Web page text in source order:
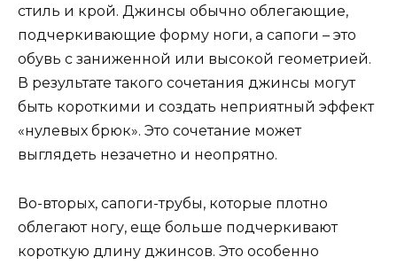
стиль и крой. Джинсы обычно облегающие,
подчеркивающие форму ноги, а сапоги – это
обувь с заниженной или высокой геометрией.
В результате такого сочетания джинсы могут
быть короткими и создать неприятный эффект
«нулевых брюк». Это сочетание может
выглядеть незачетно и неопрятно.
Во-вторых, сапоги-трубы, которые плотно
облегают ногу, еще больше подчеркивают
короткую длину джинсов. Это особенно